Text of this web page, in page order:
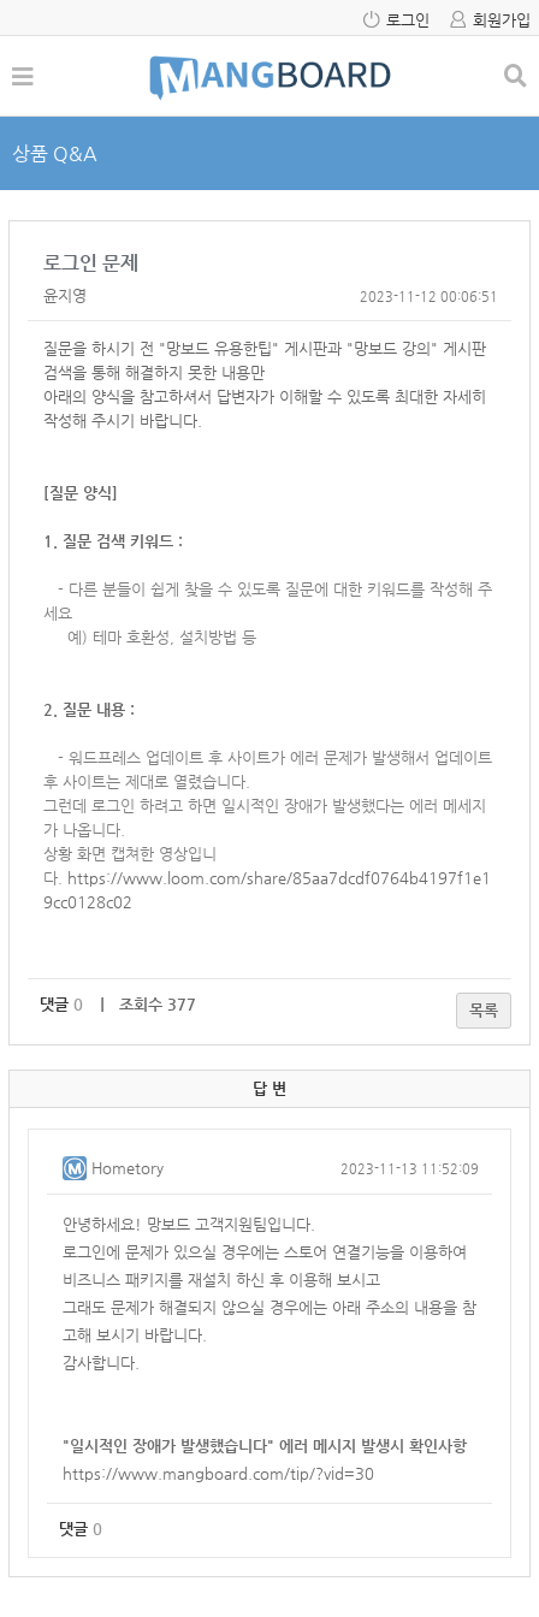
로그인 회원가입
상품 Q&A
로그인 문제
윤지영 2023-11-12 00:06:51
질문을 하시기 전 "망보드 유용한팁" 게시판과 "망보드 강의" 게시판
검색을 통해 해결하지 못한 내용만
아래의 양식을 참고하셔서 답변자가 이해할 수 있도록 최대한 자세히
작성해 주시기 바랍니다.
[질문 양식]
1. 질문 검색 키워드 :
- 다른 분들이 쉽게 찾을 수 있도록 질문에 대한 키워드를 작성해 주
세요
예) 테마 호환성, 설치방법 등
2. 질문 내용 :
- 워드프레스 업데이트 후 사이트가 에러 문제가 발생해서 업데이트
후 사이트는 제대로 열렸습니다.
그런데 로그인 하려고 하면 일시적인 장애가 발생했다는 에러 메세지
가 나옵니다.
상황 화면 캡쳐한 영상입니
다.
https://www.loom.com/share/85aa7dcdf0764b4197f1e1
9cc0128c02
댓글 0 ｜ 조회수 377 목록
답 변
Hometory 2023-11-13 11:52:09
안녕하세요! 망보드 고객지원팀입니다.
로그인에 문제가 있으실 경우에는 스토어 연결기능을 이용하여
비즈니스 패키지를 재설치 하신 후 이용해 보시고
그래도 문제가 해결되지 않으실 경우에는 아래 주소의 내용을 참
고해 보시기 바랍니다.
감사합니다.
"일시적인 장애가 발생했습니다" 에러 메시지 발생시 확인사항
https://www.mangboard.com/tip/?vid=30
댓글 0